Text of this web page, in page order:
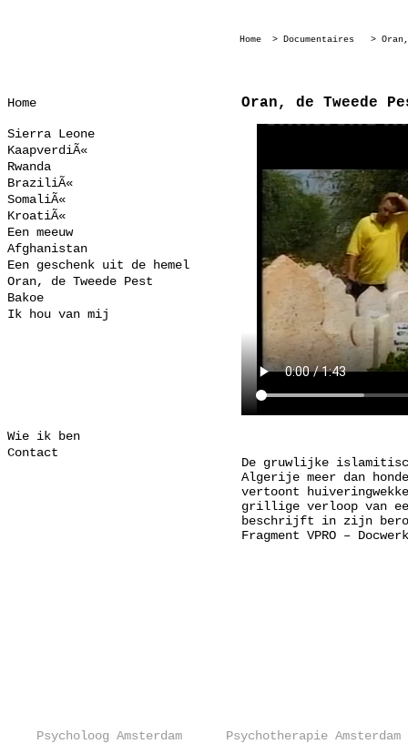
Home > Documentaires >
Home
Sierra Leone
KaapverdiÃ«
Rwanda
BraziliÃ«
SomaliÃ«
KroatiÃ«
Een meeuw
Afghanistan
Een geschenk uit de hemel
Oran, de Tweede Pest
Bakoe
Ik hou van mij
Wie ik ben
Contact
Oran, de Tweede
De gruwlijke
Algerije meer dan
vertoont
grillige verloop van
beschrijft in zijn
Fragment VPRO –
Psycholoog Amsterdam
Psychotherapie Amsterdam